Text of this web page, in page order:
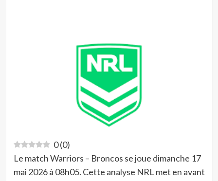
0(0)
Le match Warriors – Broncos se joue dimanche 17
mai 2026 à 08h05. Cette analyse NRL met en avant